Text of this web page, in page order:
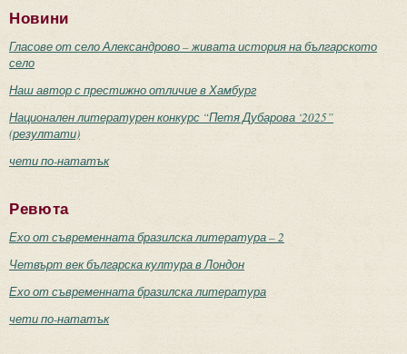
Новини
Гласове от село Александрово – живата история на българското
село
Наш автор с престижно отличие в Хамбург
Национален литературен конкурс “Петя Дубарова ‘2025”
(резултати)
чети по-нататък
Ревюта
Ехо от съвременната бразилска литература – 2
Четвърт век българска култура в Лондон
Ехо от съвременната бразилска литература
чети по-нататък